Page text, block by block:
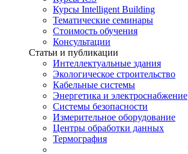
Курсы Intelligent Building
Тематические семинары
Стоимость обучения
Консультации
Статьи и публикации
Интеллектуальные здания
Экологическое строительство
Кабельные системы
Энергетика и электроснабжение
Системы безопасности
Измерительное оборудование
Центры обработки данных
Термография